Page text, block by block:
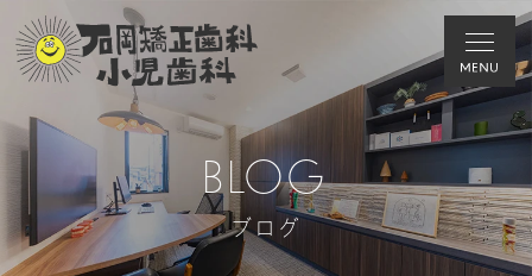
BLOG
ブログ